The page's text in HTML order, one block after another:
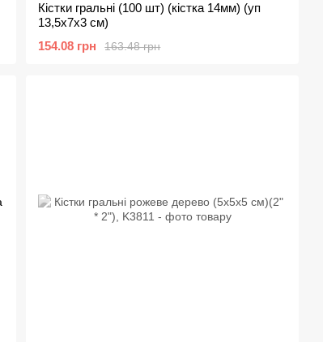
Кістки гральні (100 шт) (кістка 14мм) (уп
13,5х7х3 см)
163.48 грн
154.08 грн